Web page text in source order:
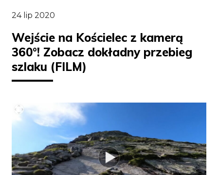
24 lip 2020
Wejście na Kościelec z kamerą
360°! Zobacz dokładny przebieg
szlaku (FILM)